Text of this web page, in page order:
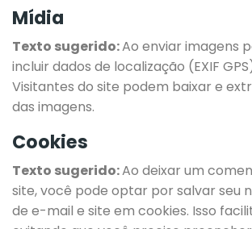
Mídia
Texto sugerido:Ao enviar imagens
incluir dados de localização (EXIF
Visitantes do site podem baixar e
das imagens.
Cookies
Texto sugerido:Ao deixar um
site, você pode optar por salvar seu
de e-mail e site em cookies. Isso